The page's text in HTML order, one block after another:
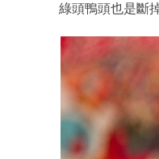
綠頭鴨頭也是斷